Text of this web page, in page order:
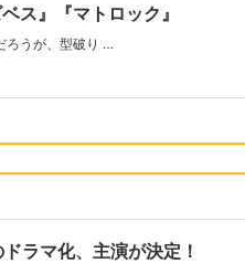
ス』『マトロック』
ろうが、型破り …
ラマ化、主演が決定！